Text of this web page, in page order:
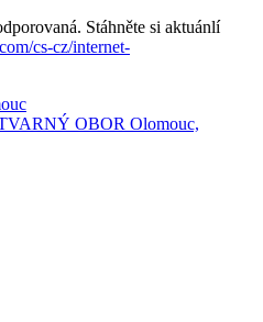
Stáhněte si aktuánlí
cs-cz/internet-
OBOR Olomouc,